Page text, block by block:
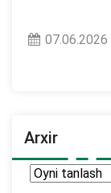
07.06.2026
Arxir
Arxir